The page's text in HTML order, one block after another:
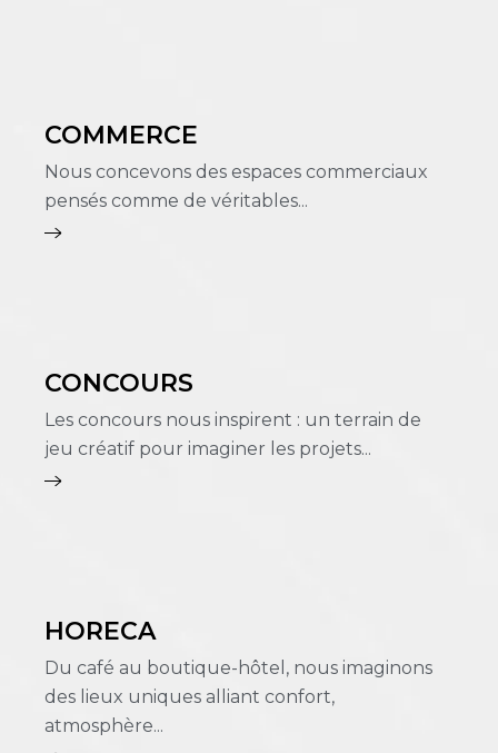
COMMERCE
Nous concevons des espaces commerciaux
pensés comme de véritables...
CONCOURS
Les concours nous inspirent : un terrain de
jeu créatif pour imaginer les projets...
HORECA
Du café au boutique-hôtel, nous imaginons
des lieux uniques alliant confort,
atmosphère...